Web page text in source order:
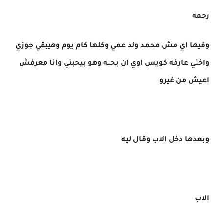
رحمه
وفيها اي مش محمد ولد عمي وكلها كام يوم وهيبقي جوزي
واختي عارفه كويس اوي ان بحبه وهو بيحبني وانا معرفش
اعيش من غيرو
وبعدها دخل الاب وقال ليه
الاب